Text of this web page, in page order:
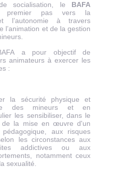
socialisation, le BAFA
premier pas vers la
l’autonomie à travers
l’animation et de la gestion
a pour objectif de
animateurs à exercer les
:
la sécurité physique et
des mineurs et en
les sensibiliser, dans le
de la mise en œuvre d'un
pédagogique, aux risques
les circonstances aux
addictives ou aux
notamment ceux
sexualité.